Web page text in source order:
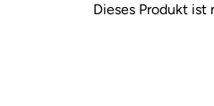
Dieses Produkt